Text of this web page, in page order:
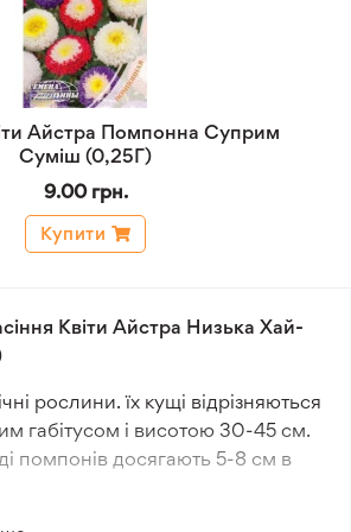
Айстра Помпонна Суприм
Суміш (0,25Г)
9.00 грн.
Купити
Квіти Айстра Низька Хай-
рослини. їх кущі відрізняються
габітусом і висотою 30-45 см.
помпонів досягають 5-8 см в